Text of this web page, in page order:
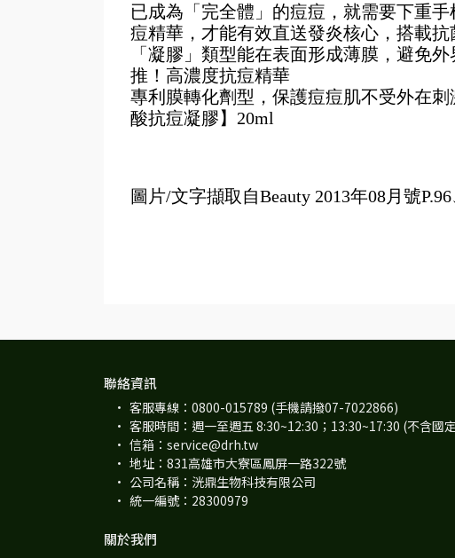
已成為「完全體」的痘痘，就需要下重
痘精華，才能有效直送發炎核心，搭載
「凝膠」類型能在表面形成薄膜，避免外
推！高濃度抗痘精華
專利膜轉化劑型，保護痘痘肌不受外在
酸抗痘凝膠】20ml
圖片/文字擷取自Beauty 2013年08月號P.96
聯絡資訊
客服專線：0800-015789 (手機請撥07-7022866)
客服時間：週一至週五 8:30~12:30；13:30~17:30 (不含國
信箱：service@drh.tw
地址：831高雄市大寮區鳳屏一路322號
公司名稱：洸鼎生物科技有限公司
統一編號：28300979
關於我們